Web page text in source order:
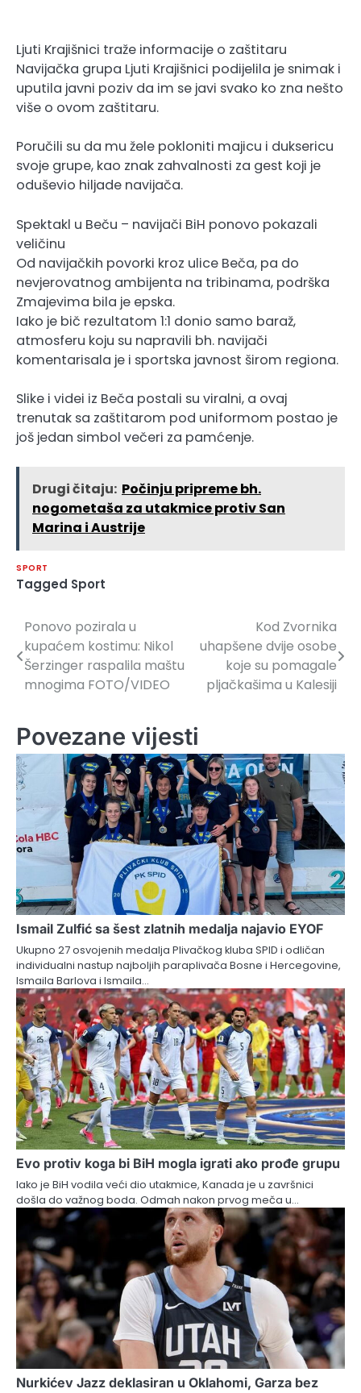
Ljuti Krajišnici traže informacije o zaštitaru
Navijačka grupa Ljuti Krajišnici podijelila je snimak i
uputila javni poziv da im se javi svako ko zna nešto
više o ovom zaštitaru.
Poručili su da mu žele pokloniti majicu i duksericu
svoje grupe, kao znak zahvalnosti za gest koji je
oduševio hiljade navijača.
Spektakl u Beču – navijači BiH ponovo pokazali
veličinu
Od navijačkih povorki kroz ulice Beča, pa do
nevjerovatnog ambijenta na tribinama, podrška
Zmajevima bila je epska.
Iako je bič rezultatom 1:1 donio samo baraž,
atmosferu koju su napravili bh. navijači
komentarisala je i sportska javnost širom regiona.
Slike i videi iz Beča postali su viralni, a ovaj
trenutak sa zaštitarom pod uniformom postao je
još jedan simbol večeri za pamćenje.
Drugi čitaju: Počinju pripreme bh.
nogometaša za utakmice protiv San
Marina i Austrije
SPORT
Tagged Sport
Navigacija
članaka
Ponovo pozirala u
kupaćem kostimu: Nikol
Šerzinger raspalila maštu
mnogima FOTO/VIDEO
Kod Zvornika
uhapšene dvije osobe
koje su pomagale
pljačkašima u Kalesiji
Povezane vijesti
Ismail Zulfić sa šest zlatnih medalja najavio EYOF
Ukupno 27 osvojenih medalja Plivačkog kluba SPID i odličan
individualni nastup najboljih paraplivača Bosne i Hercegovine,
Ismaila Barlova i Ismaila…
Evo protiv koga bi BiH mogla igrati ako prođe grupu
Iako je BiH vodila veći dio utakmice, Kanada je u završnici
došla do važnog boda. Odmah nakon prvog meča u…
Nurkićev Jazz deklasiran u Oklahomi, Garza bez